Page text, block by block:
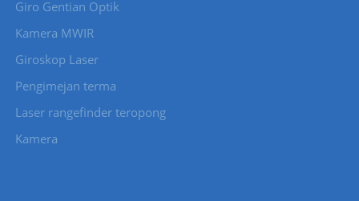
Giro Gentian Optik
Kamera MWIR
Giroskop Laser
Pengimejan terma
Laser rangefinder teropong
Kamera